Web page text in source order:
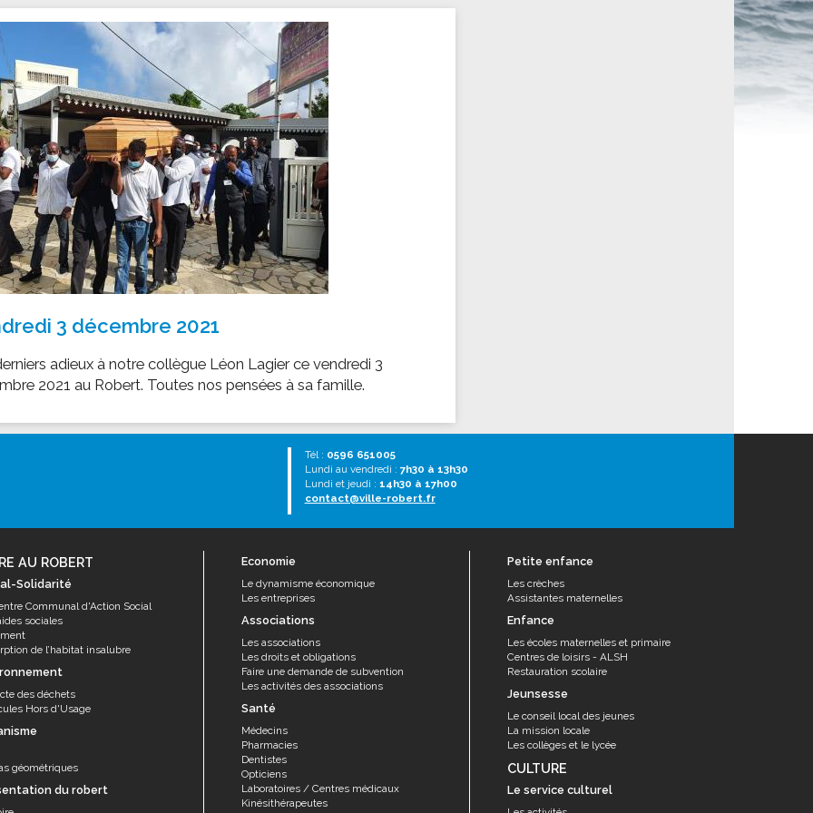
Offres d'emploi
SOCIAL-SOLIDARITÉ
Le Centre Communal d'Action Social
Les aides sociales
Logement
Antenne Municipale de Développement et de
Cohésion Sociale
Epicerie sociale et solidaire "Rayon de Soleil"
Bornes de collecte de l'ACISE
et le lycée
local des jeunes
scolaire
maternelles et primaire
de loisirs - ALSH
famille
ENFANCE
maternelles
Les activités
3 décembre 2021
adieux à notre collègue Léon Lagier ce vendredi 3
2021 au Robert. Toutes nos pensées à sa famille.
Tél : 0596 651005
Lundi au vendredi : 7h30 à 13h30
Lundi et jeudi : 14h30 à 17h00
contact@ville-robert.fr
AU ROBERT
Solidarité
Communal d'Action Social
sociales
de l’habitat insalubre
des déchets
Hors d'Usage
géométriques
du robert
Economie
Le dynamisme économique
Les entreprises
Associations
Les associations
Les droits et obligations
Faire une demande de subvention
Les activités des associations
Santé
Médecins
Pharmacies
Dentistes
Opticiens
Laboratoires / Centres médicaux
Kinésithérapeutes
Petite enfance
Les crèches
Assistantes maternelles
Enfance
Les écoles maternelles et primaire
Centres de loisirs - ALSH
Restauration scolaire
Jeunsesse
Le conseil local des jeunes
La mission locale
Les collèges et le lycée
CULTURE
Le service culturel